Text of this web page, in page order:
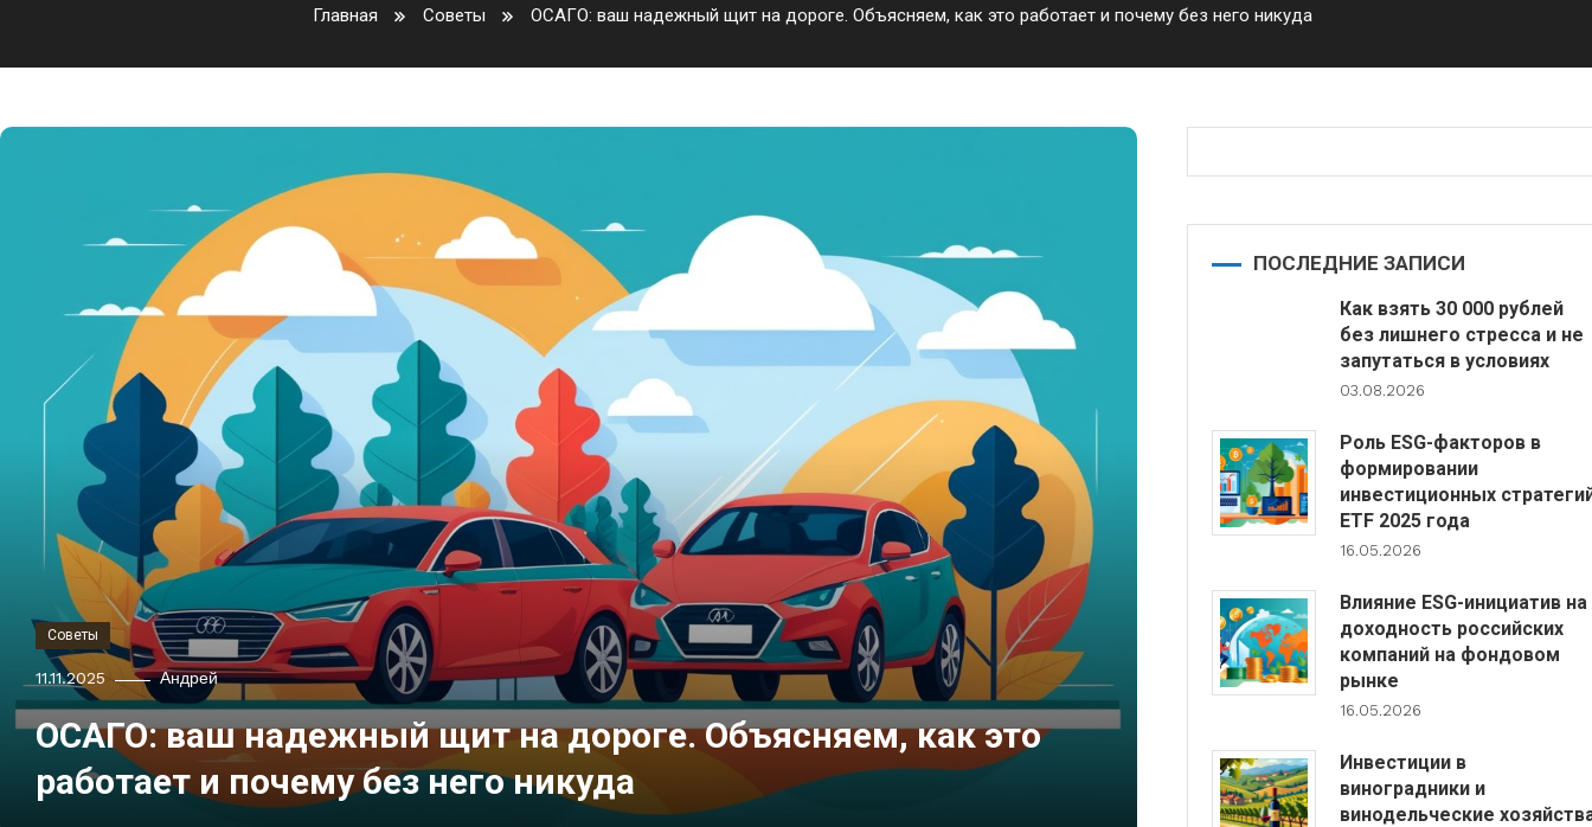
Главная Советы ОСАГО: ваш надежный щит на дороге. Объясняем, как это работает и почему без него никуда
Советы
11.11.2025 Андрей
ОСАГО: ваш надежный щит на дороге. Объясняем, как это
работает и почему без него никуда
ПОСЛЕДНИЕ ЗАПИСИ
Как взять 30 000 рублей
без лишнего стресса и не
запутаться в условиях
03.08.2026
Роль ESG-факторов в
формировании
инвестиционных
ETF 2025 года
16.05.2026
Влияние ESG-инициатив на
доходность российских
компаний на фондовом
рынке
16.05.2026
Инвестиции в
виноградники и
винодельческие